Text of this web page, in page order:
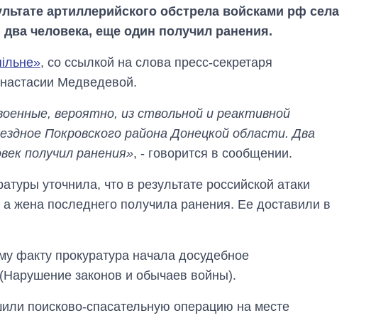
артиллерийского обстрела войсками рф села
два человека, еще один получил ранения.
, со ссылкой на слова пресс-секретаря
Медведевой.
вероятно, из ствольной и реактивной
Покровского района Донецкой области. Два
получил ранения», - говорится в сообщении.
уточнила, что в результате российской атаки
жена последнего получила ранения. Ее доставили в
факту прокуратура начала досудебное
законов и обычаев войны).
поисково-спасательную операцию на местебакалавриат,